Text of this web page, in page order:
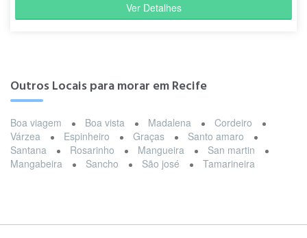
Ver Detalhes
Outros Locais para morar em Recife
Boa viagem Boa vista Madalena
Cordeiro
Várzea
Espinheiro Graças
Santo amaro
Santana
Rosarinho Mangueira
San martin
Mangabeira
Sancho São josé Tamarineira